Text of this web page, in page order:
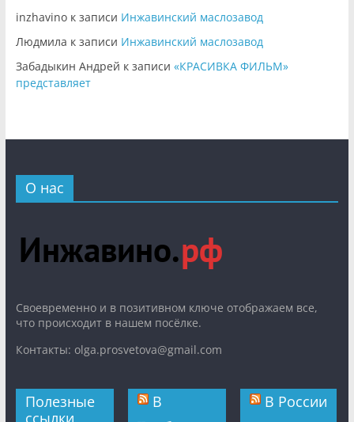
inzhavinoк записи Инжавинский маслозавод
Людмила к записи Инжавинский маслозавод
Забадыкин Андрей к записи «КРАСИВКА ФИЛЬМ»
представляет
О нас
Cвоевременно и в позитивном ключе отображаем все,
что происходит в нашем посёлке.
Контакты: olga.prosvetova@gmail.com
Полезные
В
В России